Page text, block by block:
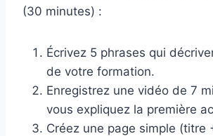
(30 minutes) :
Écrivez 5 phrases qui
de votre formation.
Enregistrez une vidéo de 7
vous expliquez la première
Créez une page simple (titre